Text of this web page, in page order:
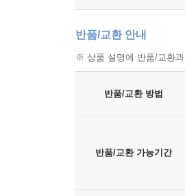
반품/교환 안내
※ 상품 설명에 반품/교환
반품/교환 방법
반품/교환 가능기간